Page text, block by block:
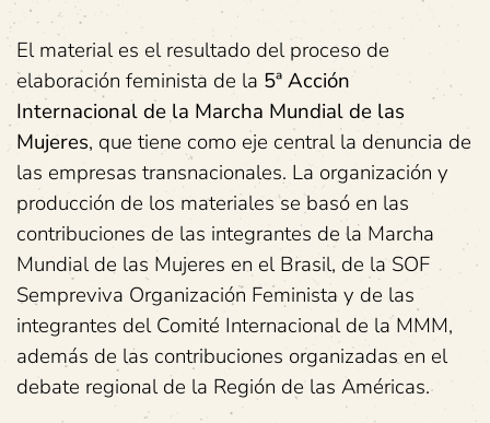
El material es el resultado del proceso de
elaboración feminista de la 5ª Acción
Internacional de la Marcha Mundial de las
Mujeres, que tiene como eje central la denuncia de
las empresas transnacionales. La organización y
producción de los materiales se basó en las
contribuciones de las integrantes de la Marcha
Mundial de las Mujeres en el Brasil, de la SOF
Sempreviva Organización Feminista y de las
integrantes del Comité Internacional de la MMM,
además de las contribuciones organizadas en el
debate regional de la Región de las Américas.